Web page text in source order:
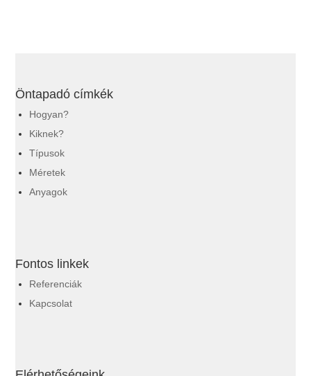
Öntapadó címkék
Hogyan?
Kiknek?
Típusok
Méretek
Anyagok
Fontos linkek
Referenciák
Kapcsolat